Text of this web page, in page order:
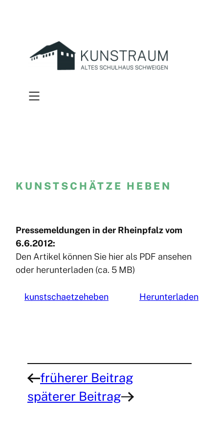
KUNSTSCHÄTZE HEBEN
Pressemeldungen in der Rheinpfalz vom
6.6.2012:
Den Artikel können Sie hier als PDF ansehen
oder herunterladen (ca. 5 MB)
kunstschaetzeheben Herunterladen
←früherer Beitrag
späterer Beitrag→